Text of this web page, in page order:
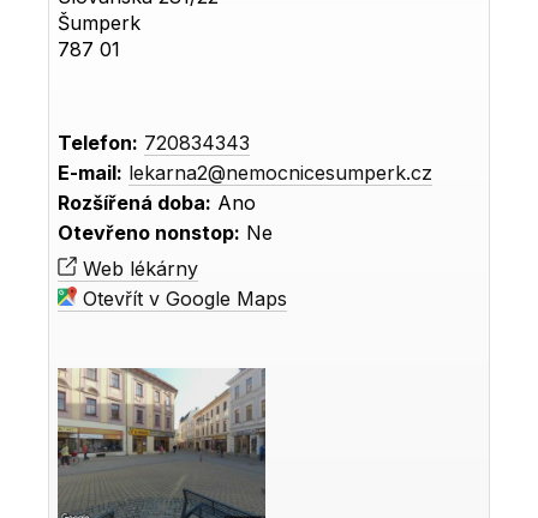
Šumperk
787 01
Telefon: 720834343
E-mail: lekarna2@nemocnicesumperk.cz
Rozšířená doba: Ano
Otevřeno nonstop: Ne
Web lékárny
Otevřít v Google Maps